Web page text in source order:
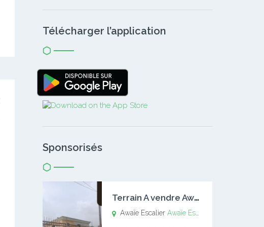
Télécharger l’application
Sponsorisés
T
errain A vendre Awaïe Escalier
Awaïe EscalierAwaïe Escalier